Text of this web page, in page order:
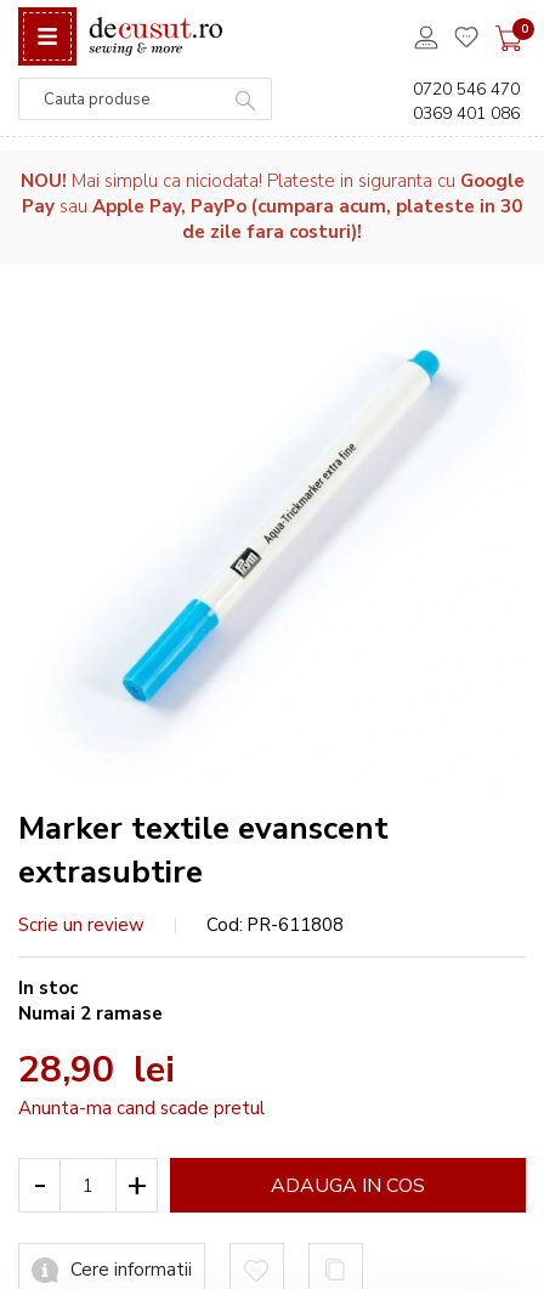
0
0720 546 470
0369 401 086
NOU! Mai simplu ca niciodata! Plateste in siguranta cu Google
Pay sau Apple Pay, PayPo (cumpara acum, plateste in 30
de zile fara costuri)!
Marker textile evanscent
extrasubtire
Scrie un review Cod PR-611808
In stoc
Numai 2 ramase
28,90 lei
Anunta-ma cand scade pretul
- + ADAUGA IN COS
Cere informatii